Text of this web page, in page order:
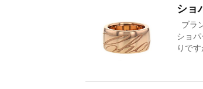
ショ
ブラ
ショ
りで